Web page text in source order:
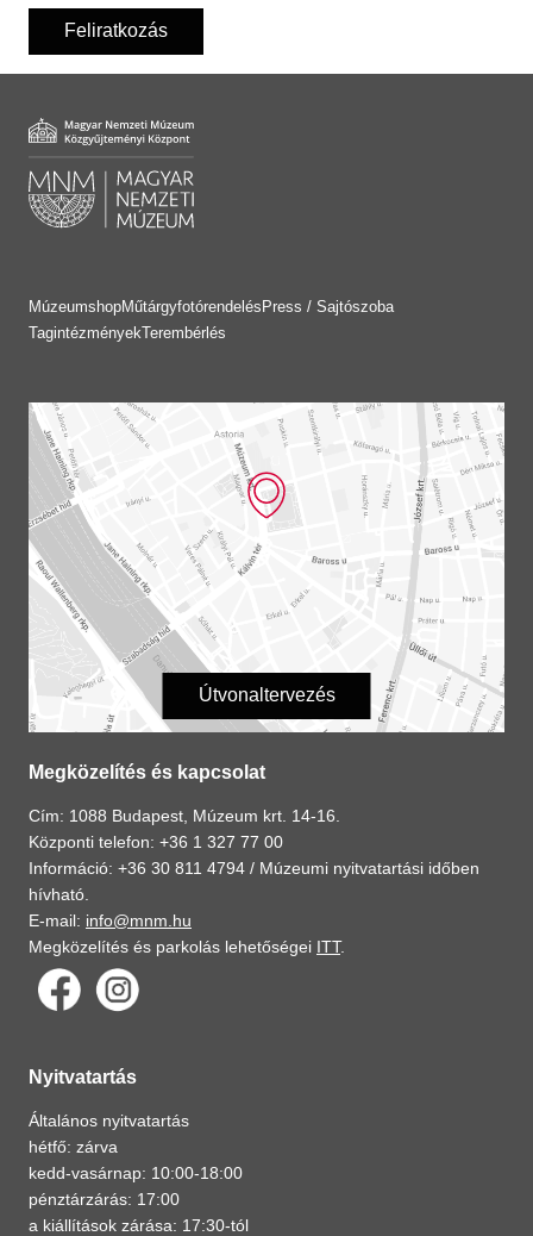
Feliratkozás
MúzeumshopMűtárgyfotórendelésPress / Sajtószoba
TagintézményekTerembérlés
Útvonaltervezés
Megközelítés és kapcsolat
Cím: 1088 Budapest, Múzeum krt. 14-16.
Központi telefon: +36 1 327 77 00
Információ: +36 30 811 4794 / Múzeumi nyitvatartási időben
hívható.
E-mail: info@mnm.hu
Megközelítés és parkolás lehetőségei ITT.
Nyitvatartás
Általános nyitvatartás
hétfő: zárva
kedd-vasárnap: 10:00-18:00
pénztárzárás: 17:00
a kiállítások zárása: 17:30-tól